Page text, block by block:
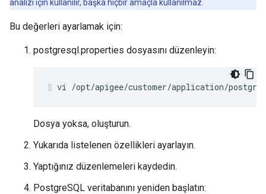
analizi için kullanılır, başka hiçbir amaçla kullanılmaz.
Bu değerleri ayarlamak için:
postgresql.properties dosyasını düzenleyin:
vi /opt/apigee/customer/application/
Dosya yoksa, oluşturun.
Yukarıda listelenen özellikleri ayarlayın.
Yaptığınız düzenlemeleri kaydedin.
PostgreSQL veritabanını yeniden başlatın: